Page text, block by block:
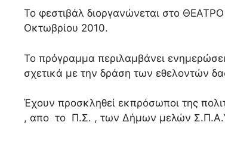
Το φεστιβάλ διοργανώνεται στο
Οκτωβρίου 2010.
Το πρόγραμμα περιλαμβάνει
σχετικά με την δράση των εθελοντών
Έχουν προσκληθεί εκπρόσωποι της
, απο το Π.Σ. , των Δήμων μελών Σ.Π.Α.Υ.